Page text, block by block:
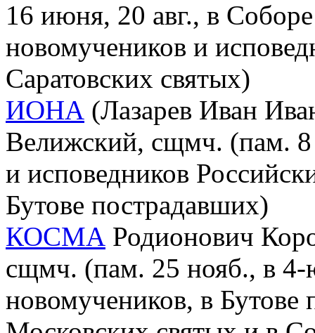
16 июня, 20 авг., в
новомучеников и
Саратовских святых)
ИОНА (Лазарев Иван
Велижский, сщмч. (пам. 8
и исповедников
Бутове пострадавших)
КОСМА Родионович
сщмч. (пам. 25 нояб., в 4-
новомучеников, в